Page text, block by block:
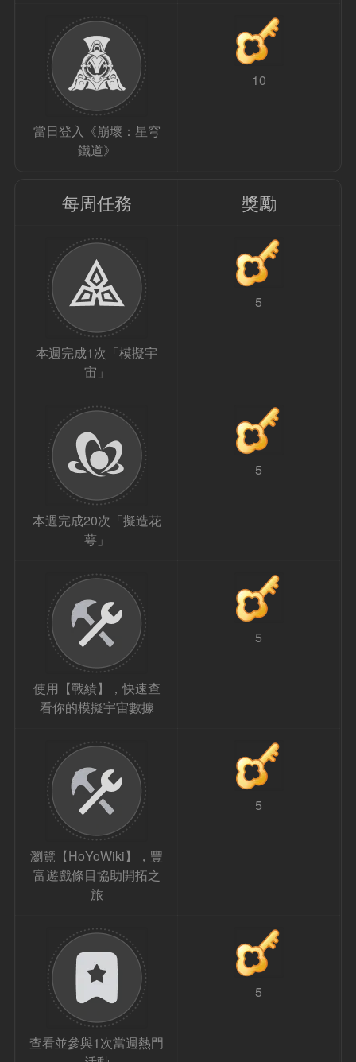
當日登入《崩壞：星穹
鐵道》
10
每周任務 獎勵
本週完成1次「模擬宇
宙」
5
本週完成20次「擬造花
萼」
5
使用【戰績】，快速查
看你的模擬宇宙數據
5
瀏覽【HoYoWiki】，豐
富遊戲條目協助開拓之
旅
5
查看並參與1次當週熱門
5